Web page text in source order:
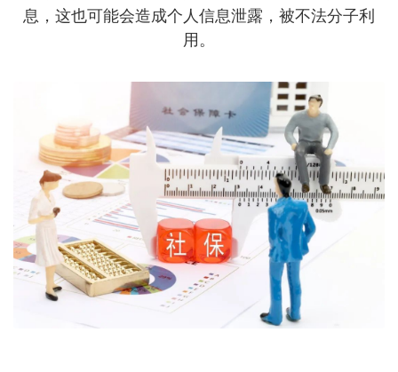
息，这也可能会造成个人信息泄露，被不法分子利
用。